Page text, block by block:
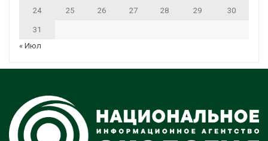
24 25 26 27 28 29 30
31
« Июл